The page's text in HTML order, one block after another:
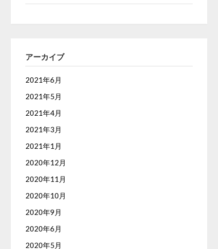
アーカイブ
2021年6月
2021年5月
2021年4月
2021年3月
2021年1月
2020年12月
2020年11月
2020年10月
2020年9月
2020年6月
2020年5月